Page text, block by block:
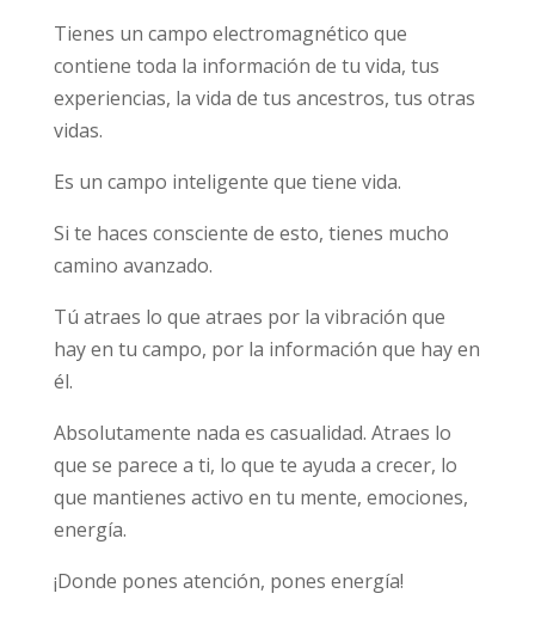
Tienes un campo electromagnético que
contiene toda la información de tu vida, tus
experiencias, la vida de tus ancestros, tus otras
vidas.
Es un campo inteligente que tiene vida.
Si te haces consciente de esto, tienes mucho
camino avanzado.
Tú atraes lo que atraes por la vibración que
hay en tu campo, por la información que hay en
él.
Absolutamente nada es casualidad. Atraes lo
que se parece a ti, lo que te ayuda a crecer, lo
que mantienes activo en tu mente, emociones,
energía.
¡Donde pones atención, pones energía!